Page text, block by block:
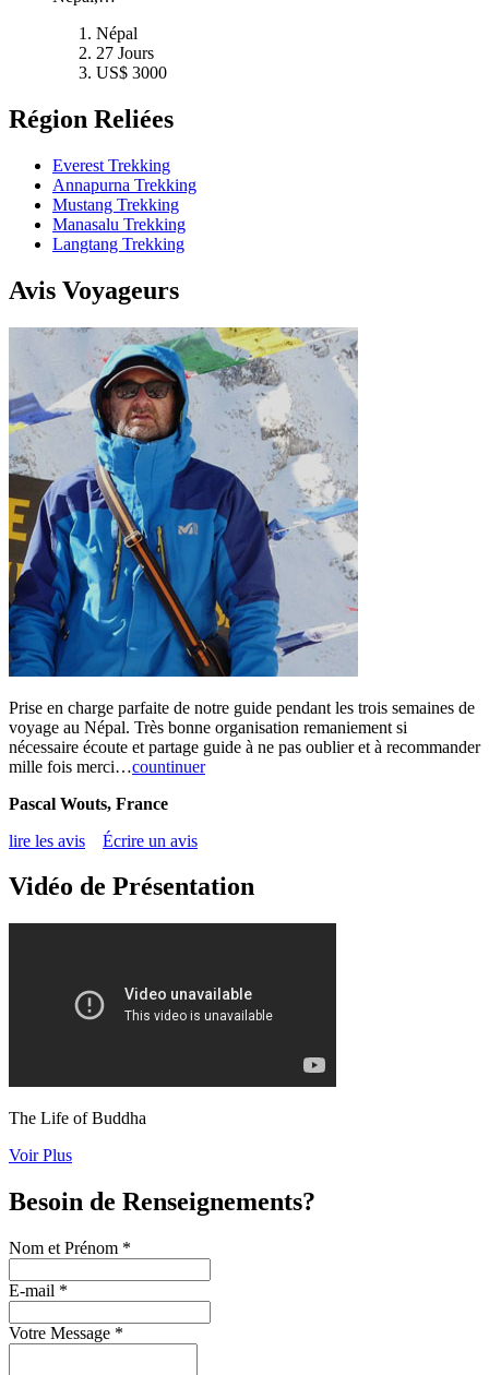
Népal
27 Jours
US$ 3000
Région Reliées
Everest Trekking
Annapurna Trekking
Mustang Trekking
Manasalu Trekking
Langtang Trekking
Avis Voyageurs
Prise en charge parfaite de notre guide pendant les trois semaines de
voyage au Népal. Très bonne organisation remaniement si
nécessaire écoute et partage guide à ne pas oublier et à recommander
mille fois merci…countinuer
Pascal Wouts, France
lire les avis
Écrire un avis
Vidéo de Présentation
The Life of Buddha
Voir Plus
Besoin de Renseignements?
Nom et Prénom *
E-mail *
Votre Message *